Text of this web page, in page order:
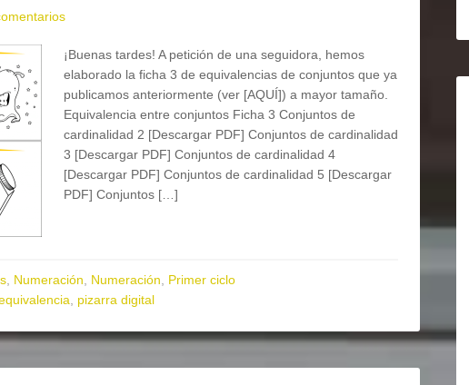
¡Buenas tardes! A petición de una seguidora, hemos
elaborado la ficha 3 de equivalencias de conjuntos que ya
publicamos anteriormente (ver [AQUÍ]) a mayor tamaño.
Equivalencia entre conjuntos Ficha 3 Conjuntos de
cardinalidad 2 [Descargar PDF] Conjuntos de cardinalidad
3 [Descargar PDF] Conjuntos de cardinalidad 4
[Descargar PDF] Conjuntos de cardinalidad 5 [Descargar
PDF] Conjuntos […]
Numeración Numeración
Primer ciclo
pizarra digital